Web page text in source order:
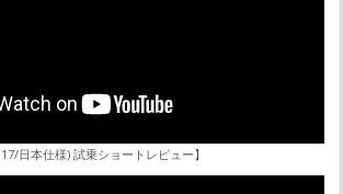
日本仕様) 試乗ショートレビュー】